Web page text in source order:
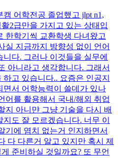
캠 어학전공 졸업했고 jlpt n1,
활2급만을 가지고 있는 상태입
한학기씩 교환학생 다녀왔고
실 지금까지 방향성 없이 언어
다. 그러나 이것들을 실무에
아니라고 생각합니다. 그래서
고 있습니다.. 요즘은 인공지
면서 어학능력이 쓸데가 있나
어를 활용해서 국내/해외 취업
지 아니먄 그냥 기술을 다시 배
도 잘 모르겠습니다. 너무 이
기에 염치 없는거 인지하면서
다 다른거 알고 있지만 혹시 제
준비하실 것일까요? 또 무언